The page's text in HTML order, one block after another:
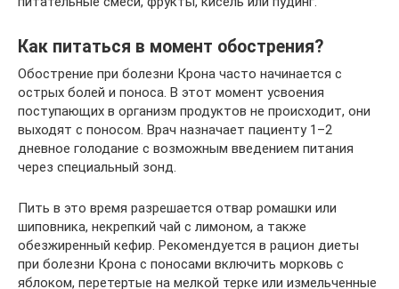
Как питаться в момент обострения?
Обострение при болезни Крона часто начинается с
острых болей и поноса. В этот момент усвоения
поступающих в организм продуктов не происходит, они
выходят с поносом. Врач назначает пациенту 1–2
дневное голодание с возможным введением питания
через специальный зонд.
Пить в это время разрешается отвар ромашки или
шиповника, некрепкий чай с лимоном, а также
обезжиренный кефир. Рекомендуется в рацион диеты
при болезни Крона с поносами включить морковь с
яблоком, перетертые на мелкой терке или измельченные